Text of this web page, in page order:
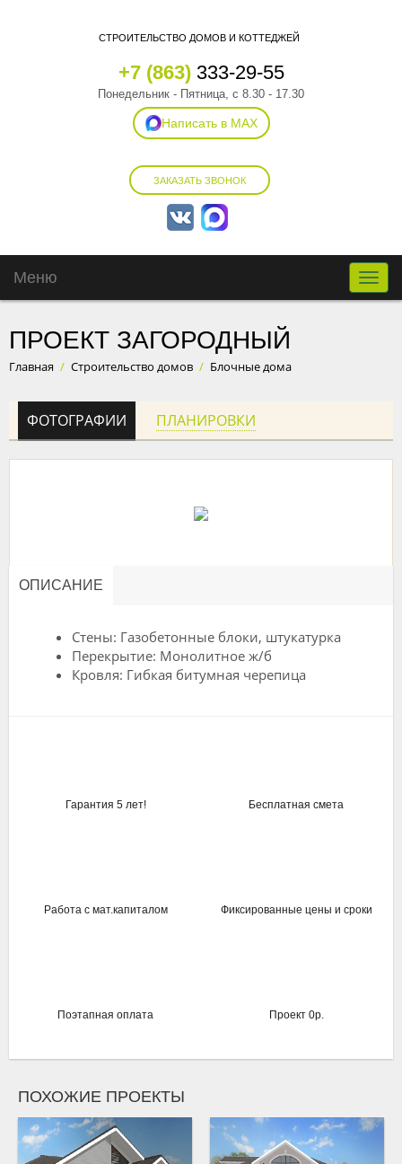
СТРОИТЕЛЬСТВО ДОМОВ И КОТТЕДЖЕЙ
+7 (863)333-29-55
Понедельник - Пятница, с 8.30 - 17.30
Написать в MAX
ЗАКАЗАТЬ ЗВОНОК
Toggle
Меню
ПРОЕКТ ЗАГОРОДНЫЙ
Главная / Строительство домов / Блочные дома
ФОТОГРАФИИ ПЛАНИРОВКИ
ОПИСАНИЕ
Стены: Газобетонные блоки, штукатурка
Перекрытие: Монолитное ж/б
Кровля: Гибкая битумная черепица
Гарантия 5 лет! Бесплатная смета
Работа с мат.капиталом Фиксированные цены и сроки
Поэтапная оплата Проект 0р.
ПОХОЖИЕ ПРОЕКТЫ